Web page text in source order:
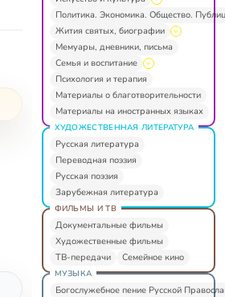
Политика. Экономика. Общество.
Жития святых, биографии
Мемуары, дневники, письма
Семья и воспитание
Психология и терапия
Материалы о благотворительности
Материалы на иностранных языках
ХУДОЖЕСТВЕННАЯ ЛИТЕРАТУРА
Русская литература
Переводная поэзия
Русская поэзия
Зарубежная литература
ФИЛЬМЫ И ТВ
Документальные фильмы
Художественные фильмы
ТВ-передачи
Семейное кино
МУЗЫКА
Богослужебное пение Русской